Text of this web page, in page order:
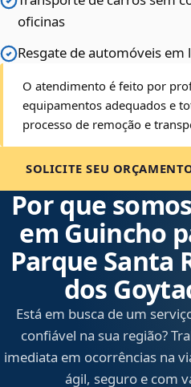
oficinas
Resgate de automóveis em
O atendimento é feito por
equipamentos adequados e
processo de remoção e
SOLICITE SEU
Por que
em Guincho
Parque Santa
dos
Está em busca de um
confiável na sua região?
imediata em ocorrências na
ágil, seguro e com